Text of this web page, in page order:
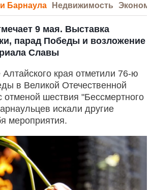
Барнаула Недвижимость
9 мая. Выставка
парад Победы и возложение
Славы
края отметили 76-ю
в Великой Отечественной
отменой шествия "Бессмертного
искали другие
мероприятия.